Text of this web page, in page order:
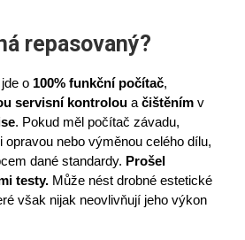
repasovaný?
o 100% funkční počítač,
servisní kontrolou a čištěním v
. Pokud měl počítač závadu,
opravou nebo výměnou celého dílu,
dané standardy. Prošel
testy. Může nést drobné estetické
však nijak neovlivňují jeho výkon